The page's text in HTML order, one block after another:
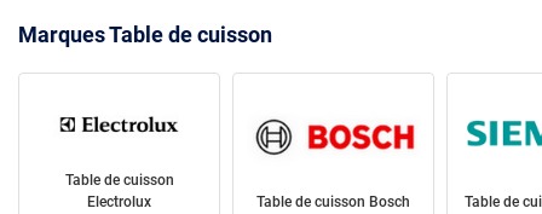
Marques Table de cuisson
Table de cuisson
Electrolux
Table de cuisson Bosch Table de